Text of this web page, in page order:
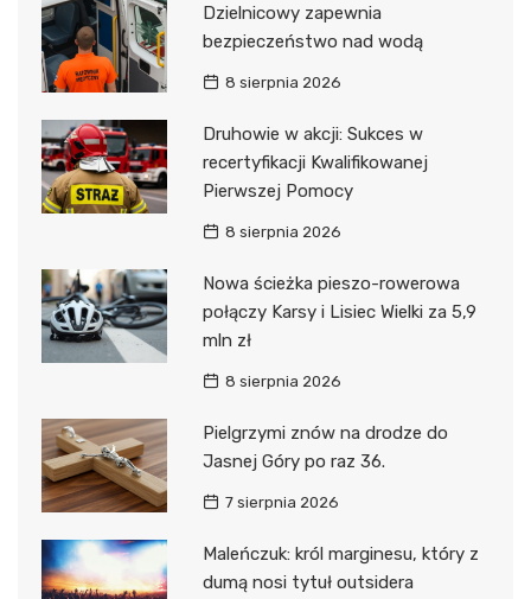
Dzielnicowy zapewnia
bezpieczeństwo nad wodą
8 sierpnia 2026
Druhowie w akcji: Sukces w
recertyfikacji Kwalifikowanej
Pierwszej Pomocy
8 sierpnia 2026
Nowa ścieżka pieszo-rowerowa
połączy Karsy i Lisiec Wielki za 5,9
mln zł
8 sierpnia 2026
Pielgrzymi znów na drodze do
Jasnej Góry po raz 36.
7 sierpnia 2026
Maleńczuk: król marginesu, który z
dumą nosi tytuł outsidera